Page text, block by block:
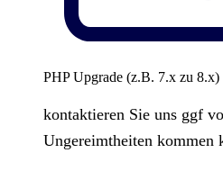
PHP Upgrade (z.B. 7.x zu 8.x)
kontaktieren Sie uns ggf
Ungereimtheiten kommen